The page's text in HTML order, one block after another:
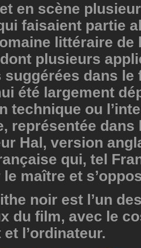
en scène
faisaient partie
littéraire de
plusieurs
suggérées dans le
été largement
technique ou
représentée dans
Hal, version
qui, tel
maître et
noir est l’un
du film, avec le
l’ordinateur.